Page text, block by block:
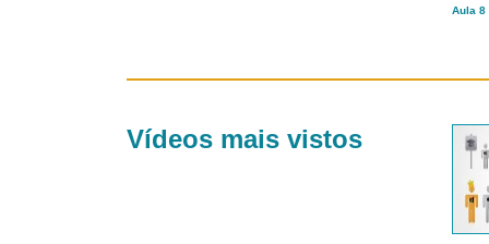
Aula 8
Vídeos mais vistos